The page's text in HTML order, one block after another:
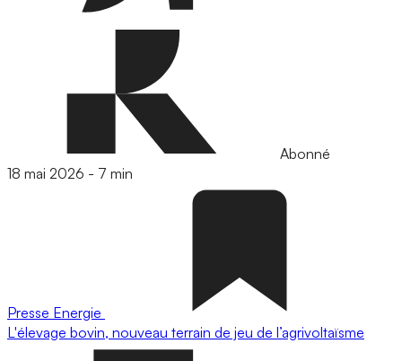
Abonné
18 mai 2026 - 7 min
Presse Energie
L'élevage bovin, nouveau terrain de jeu de l’agrivoltaïsme